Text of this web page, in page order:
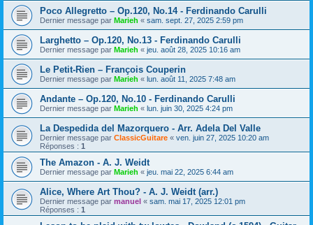
Poco Allegretto – Op.120, No.14 - Ferdinando Carulli
Dernier message par Marieh « sam. sept. 27, 2025 2:59 pm
Larghetto – Op.120, No.13 - Ferdinando Carulli
Dernier message par Marieh « jeu. août 28, 2025 10:16 am
Le Petit-Rien – François Couperin
Dernier message par Marieh « lun. août 11, 2025 7:48 am
Andante – Op.120, No.10 - Ferdinando Carulli
Dernier message par Marieh « lun. juin 30, 2025 4:24 pm
La Despedida del Mazorquero - Arr. Adela Del Valle
Dernier message par ClassicGuitare « ven. juin 27, 2025 10:20 am
Réponses : 1
The Amazon - A. J. Weidt
Dernier message par Marieh « jeu. mai 22, 2025 6:44 am
Alice, Where Art Thou? - A. J. Weidt (arr.)
Dernier message par manuel « sam. mai 17, 2025 12:01 pm
Réponses : 1